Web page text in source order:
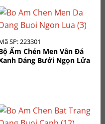
đến
418.000
SP: 223301
Ấm Chén Men Vân Đá
Dáng Bưởi Ngọn Lửa